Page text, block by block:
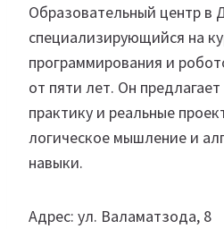
Образовательный центр в
специализирующийся на
программирования и
от пяти лет. Он
практику и реальные
логическое мышление и
навыки.
Адрес: ул. Валаматзода, 8